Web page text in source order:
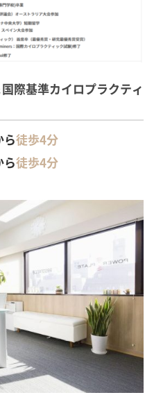
際基準カイロプラクティ
徒歩4分
徒歩4分